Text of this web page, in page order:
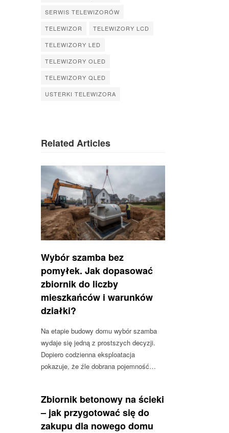
SERWIS TELEWIZORÓW
TELEWIZOR
TELEWIZORY LCD
TELEWIZORY LED
TELEWIZORY OLED
TELEWIZORY QLED
USTERKI TELEWIZORA
Related Articles
Wybór szamba bez
pomyłek. Jak dopasować
zbiornik do liczby
mieszkańców i warunków
działki?
Na etapie budowy domu wybór szamba
wydaje się jedną z prostszych decyzji.
Dopiero codzienna eksploatacja
pokazuje, że źle dobrana pojemność…
Zbiornik betonowy na ścieki
– jak przygotować się do
zakupu dla nowego domu